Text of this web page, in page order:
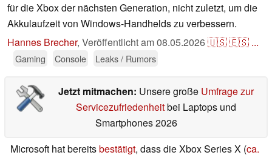
für die Xbox der nächsten Generation, nicht zuletzt, um die
Akkulaufzeit von Windows-Handhelds zu verbessern.
Hannes Brecher, Veröffentlicht am08.05.2026🇺🇸🇪🇸 ...
Gaming Console Leaks / Rumors
Jetzt mitmachen: Unsere große Umfrage zur
Servicezufriedenheitbei Laptops und
Smartphones 2026
Microsoft hat bereitsbestätigt, dass die Xbox Series X (ca.